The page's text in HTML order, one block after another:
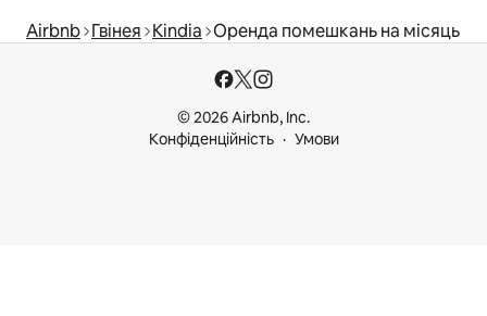
Airbnb Гвінея Kindia Оренда помешкань на місяць
© 2026 Airbnb, Inc.
Конфіденційність
Умови